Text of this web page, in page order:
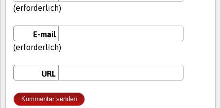
(erforderlich)
E-mail
(erforderlich)
URL